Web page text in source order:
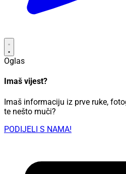
Oglas
Imaš vijest?
Imaš informaciju iz prve ruke,
te nešto muči?
PODIJELI S NAMA!